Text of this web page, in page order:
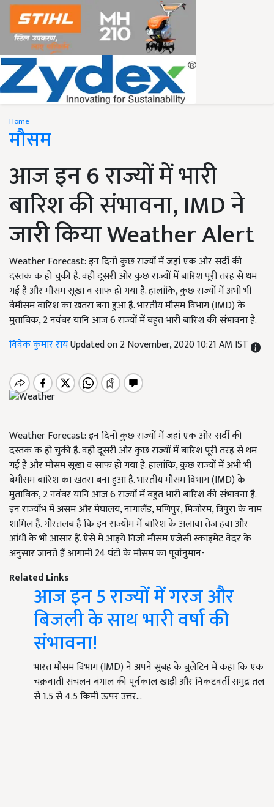
Home
मौसम
आज इन 6 राज्यों में भारी
बारिश की संभावना, IMD ने
जारी किया Weather Alert
Weather Forecast: इन दिनों कुछ राज्यों में जहां एक ओर सर्दी की
दस्तक क हो चुकी है. वही दूसरी ओर कुछ राज्यों में बारिश पूरी तरह से थम
गई है और मौसम सूखा व साफ हो गया है. हालांकि, कुछ राज्यों में अभी भी
बेमौसम बारिश का खतरा बना हुआ है. भारतीय मौसम विभाग (IMD) के
मुताबिक, 2 नवंबर यानि आज 6 राज्यों में बहुत भारी बारिश की संभावना है.
विवेक कुमार रायUpdated on 2 November, 2020 10:21 AM IST
Weather Forecast: इन दिनों कुछ राज्यों में जहां एक ओर सर्दी की
दस्तक क हो चुकी है. वही दूसरी ओर कुछ राज्यों में बारिश पूरी तरह से थम
गई है और मौसम सूखा व साफ हो गया है. हालांकि, कुछ राज्यों में अभी भी
बेमौसम बारिश का खतरा बना हुआ है. भारतीय मौसम विभाग (IMD) के
मुताबिक, 2 नवंबर यानि आज 6 राज्यों में बहुत भारी बारिश की संभावना है.
इन राज्योंभ में असम और मेघालय, नागालैंड, मणिपुर, मिजोरम, त्रिपुरा के नाम
शामिल हैं. गौरतलब है कि इन राज्योंम में बारिश के अलावा तेज हवा और
आंधी के भी आसार हैं. ऐसे में आइये निजी मौसम एजेंसी स्काइमेट वेदर के
अनुसार जानते हैं आगामी 24 घंटों के मौसम का पूर्वानुमान-
Related Links
आज इन 5 राज्यों में गरज और
बिजली के साथ भारी वर्षा की
संभावना!
भारत मौसम विभाग (IMD) ने अपने सुबह के बुलेटिन में कहा कि एक
चक्रवाती संचलन बंगाल की पूर्वकाल खाड़ी और निकटवर्ती समुद्र तल
से 1.5 से 4.5 किमी ऊपर उत्तर…